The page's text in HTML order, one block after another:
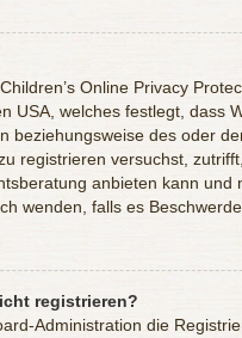
Online Privacy
USA, welches festlegt, dass
beziehungsweise des oder
registrieren versuchst,
anbieten kann
wenden, falls es
registrieren?
Administration die